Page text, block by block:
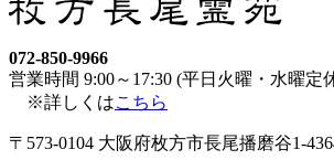
072-850-9966
営業時間 9:00～17:30 (平日火曜・水曜定
※詳しくはこちら
〒573-0104 大阪府枚方市長尾播磨谷1-